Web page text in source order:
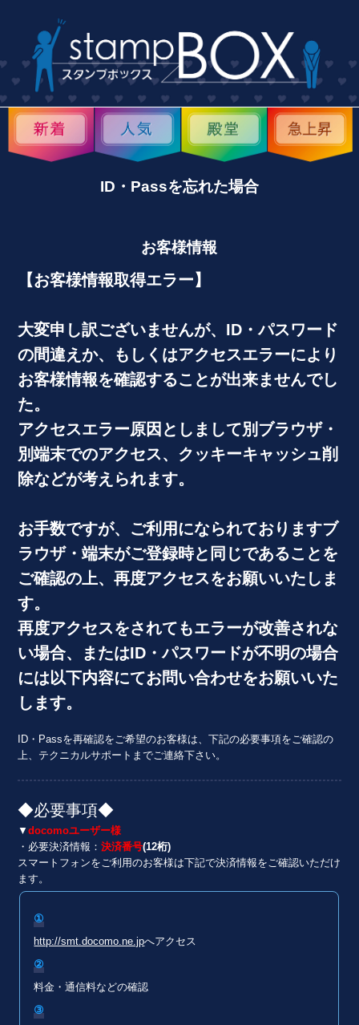
ID・Passを忘れた場合
お客様情報
【お客様情報取得エラー】
大変申し訳ございませんが、ID・パスワード
の間違えか、もしくはアクセスエラーにより
お客様情報を確認することが出来ませんでし
た。
アクセスエラー原因としまして別ブラウザ・
別端末でのアクセス、クッキーキャッシュ削
除などが考えられます。
お手数ですが、ご利用になられておりますブ
ラウザ・端末がご登録時と同じであることを
ご確認の上、再度アクセスをお願いいたしま
す。
再度アクセスをされてもエラーが改善されな
い場合、またはID・パスワードが不明の場合
には以下内容にてお問い合わせをお願いいた
します。
ID・Passを再確認をご希望のお客様は、下記の必要事項をご確認の
上、テクニカルサポートまでご連絡下さい。
◆必要事項◆
▼docomoユーザー様
・必要決済情報：決済番号(12桁)
スマートフォンをご利用のお客様は下記で決済情報をご確認いただけ
ます。
①
http://smt.docomo.ne.jpへアクセス
②
料金・通信料などの確認
③